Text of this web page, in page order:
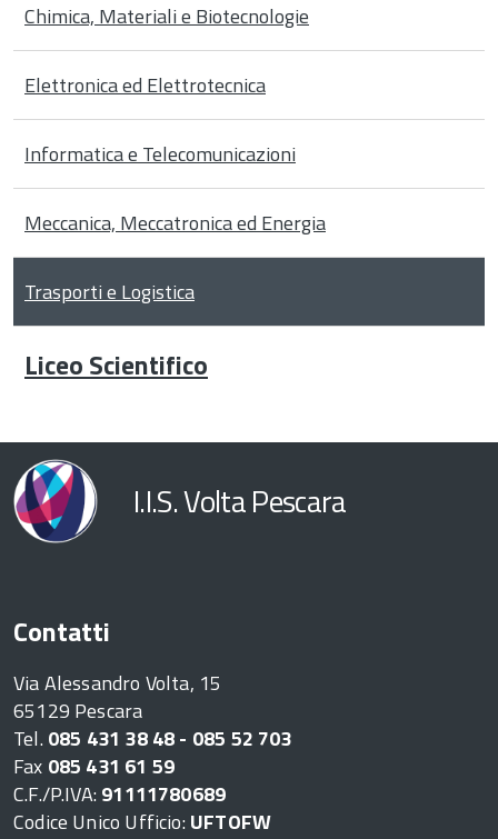
‹ Meccanica,
Meccatronica
ed Energia
Chimica, Materiali e Biotecnologie
Elettronica ed Elettrotecnica
Informatica e Telecomunicazioni
Meccanica, Meccatronica ed Energia
Trasporti e Logistica
Liceo Scientifico
I.I.S. Volta Pescara
Contatti
Via Alessandro Volta, 15
65129 Pescara
Tel. 085 431 38 48 - 085 52 703
Fax 085 431 61 59
C.F./P.IVA: 91111780689
Codice Unico Ufficio: UFTOFW